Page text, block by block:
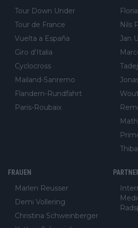
Defekt anschaut - wer andern eine
ein.
Tour Down Under
Tour de France
Vuelta a España
Giro d'Italia
Cyclocross
Mailand-Sanremo
Flandern-Rundfahrt
Paris-Roubaix
Nils
Jan
FRAUEN
Marlen Reusser
Demi Vollering
Christina Schweinberger